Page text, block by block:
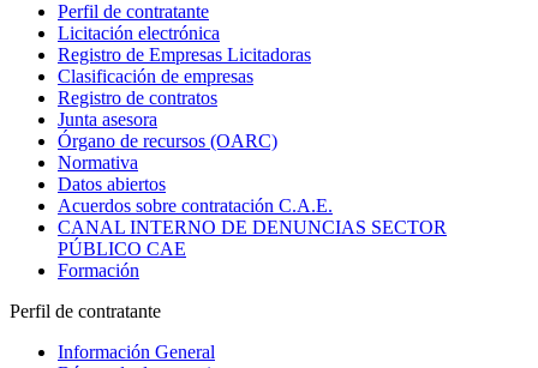
Perfil de contratante
Licitación electrónica
Registro de Empresas Licitadoras
Clasificación de empresas
Registro de contratos
Junta asesora
Órgano de recursos (OARC)
Normativa
Datos abiertos
Acuerdos sobre contratación C.A.E.
CANAL INTERNO DE DENUNCIAS SECTOR
PÚBLICO CAE
Formación
Perfil de contratante
Información General